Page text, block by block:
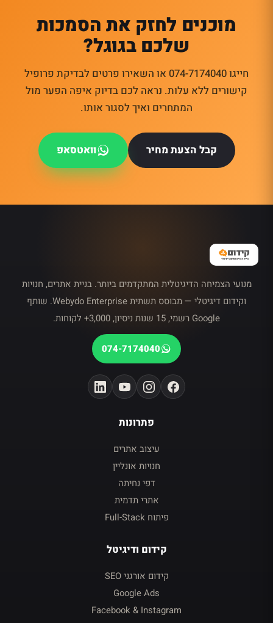
מוכנים לחזק את הסמכות
שלכם בגוגל?
חייגו 074-7174040 או השאירו פרטים לבדיקת פרופיל
קישורים ללא עלות. נראה לכם בדיוק איפה הפער מול
המתחרים ואיך לסגור אותו.
קבל הצעת מחיר וואטסאפ
מנועי הצמיחה הדיגיטלית המתקדמים ביותר. בניית אתרים, חנויות
וקידום דיגיטלי — מבוסס תשתית Webydo Enterprise. שותף
Google רשמי, 15 שנות ניסיון, 3,000+ לקוחות.
074-7174040
פתרונות
עיצוב אתרים
חנויות אונליין
דפי נחיתה
אתרי תדמית
פיתוח Full-Stack
קידום ודיגיטל
קידום אורגני SEO
Google Ads
Facebook & Instagram